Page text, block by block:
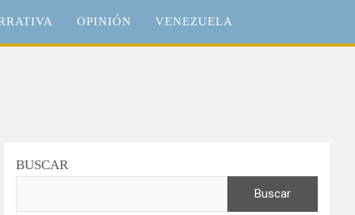
OPINIÓN VENEZUELA
BUSCAR
Buscar